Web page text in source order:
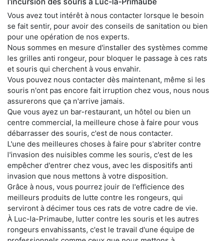
Vous avez tout intérêt à nous contacter lorsque le besoin
se fait sentir, pour avoir des conseils de sanitation ou bien
pour une opération de nos experts.
Nous sommes en mesure d'installer des systèmes comme
les grilles anti rongeur, pour bloquer le passage à ces rats
et souris qui cherchent à vous envahir.
Vous pouvez nous contacter dès maintenant, même si les
souris n'ont pas encore fait irruption chez vous, nous nous
assurerons que ça n'arrive jamais.
Que vous ayez un bar-restaurant, un hôtel ou bien un
centre commercial, la meilleure chose à faire pour vous
débarrasser des souris, c'est de nous contacter.
L'une des meilleures choses à faire pour s'abriter contre
l'invasion des nuisibles comme les souris, c'est de les
empêcher d'entrer chez vous, avec les dispositifs anti
invasion que nous mettons à votre disposition.
Grâce à nous, vous pourrez jouir de l'efficience des
meilleurs produits de lutte contre les rongeurs, qui
serviront à décimer tous ces rats de votre cadre de vie.
À Luc-la-Primaube, lutter contre les souris et les autres
rongeurs envahissants, c'est le travail d'une équipe de